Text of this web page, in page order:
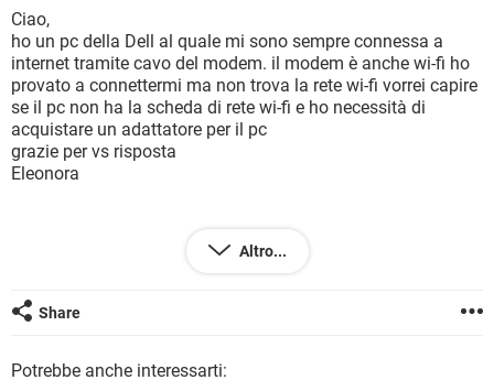
HARDWARE
INSTAGRAM
TIKTOK FACEBOOK
HARDWARE
iOS
INSTAGRAM WHATSAPP
TIKTOK FACEBOOK
HARDWARE
COVID-19
INTRATTENIMENTO ANDROID
iOS WINDOWS 10
INSTAGRAM
TIKTOK
Ciao,
ho un pc della Dell al quale mi sono sempre connessa a
internet tramite cavo del modem. il modem è anche wi-fi ho
provato a connettermi ma non trova la rete wi-fi vorrei capire
se il pc non ha la scheda di rete wi-fi e ho necessità di
acquistare un adattatore per il pc
grazie per vs risposta
Eleonora
Altro...
Share
Potrebbe anche interessarti: